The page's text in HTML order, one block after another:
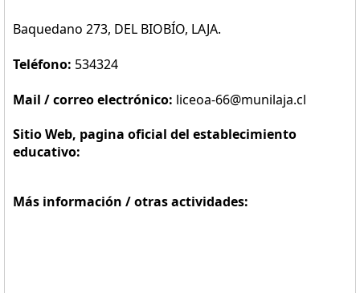
Baquedano 273, DEL BIOBÍO, LAJA.
Teléfono: 534324
Mail / correo electrónico: liceoa-66@munilaja.cl
Sitio Web, pagina oficial del establecimiento
educativo:
Más información / otras actividades: